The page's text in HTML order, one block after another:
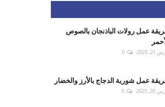
عمل رولات الباذنجان بالصوص
2025
0
عمل شوربة الدجاج بالأرز والخضار
2025
0